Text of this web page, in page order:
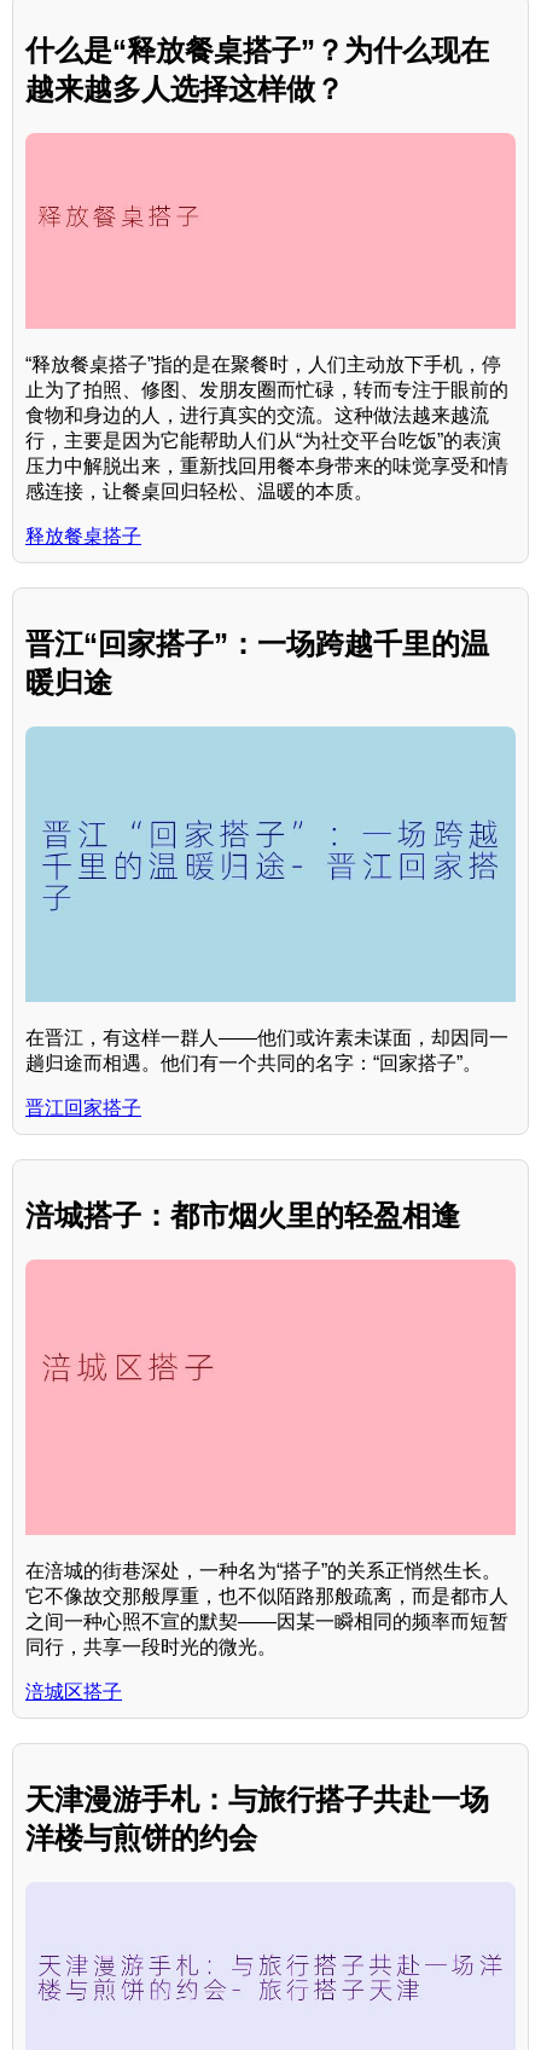
什么是“释放餐桌搭子”？为什么现在
越来越多人选择这样做？
“释放餐桌搭子”指的是在聚餐时，人们主动放下手机，停
止为了拍照、修图、发朋友圈而忙碌，转而专注于眼前的
食物和身边的人，进行真实的交流。这种做法越来越流
行，主要是因为它能帮助人们从“为社交平台吃饭”的表演
压力中解脱出来，重新找回用餐本身带来的味觉享受和情
感连接，让餐桌回归轻松、温暖的本质。
释放餐桌搭子
晋江“回家搭子”：一场跨越千里的温
暖归途
在晋江，有这样一群人——他们或许素未谋面，却因同一
趟归途而相遇。他们有一个共同的名字：“回家搭子”。
晋江回家搭子
涪城搭子：都市烟火里的轻盈相逢
在涪城的街巷深处，一种名为“搭子”的关系正悄然生长。
它不像故交那般厚重，也不似陌路那般疏离，而是都市人
之间一种心照不宣的默契——因某一瞬相同的频率而短暂
同行，共享一段时光的微光。
涪城区搭子
天津漫游手札：与旅行搭子共赴一场
洋楼与煎饼的约会